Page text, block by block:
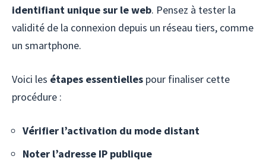
identifiant unique sur le web. Pensez à tester la
validité de la connexion depuis un réseau tiers, comme
un smartphone.
Voici les étapes essentielles pour finaliser cette
procédure :
Vérifier l’activation du mode distant
Noter l’adresse IP publique